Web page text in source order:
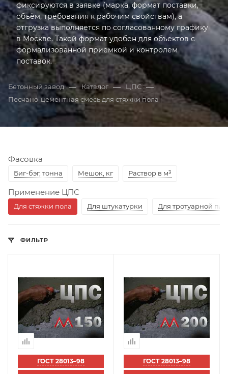
фиксируются в заявке (марка, формат поставки,
объём, требования к рабочим свойствам), а
отгрузка выполняется по согласованному графику
в Москве. Такой формат удобен для объектов с
формализованной приёмкой и контролем
поставок.
Открыта грань: Госзакупки 44-ФЗ и 223-ФЗ –
Бетонный завод — Каталог — ЦПС —
Песчано-цементная смесь для стяжки пола
Фасовка
Биг-бэг, тонна Мешок, кг Раствор в м³
Применение ЦПС
Для стяжки пола Для штукатурки Для тротуарной
ФИЛЬТР
ГОСТ 28013–98
ГОСТ 28013–98